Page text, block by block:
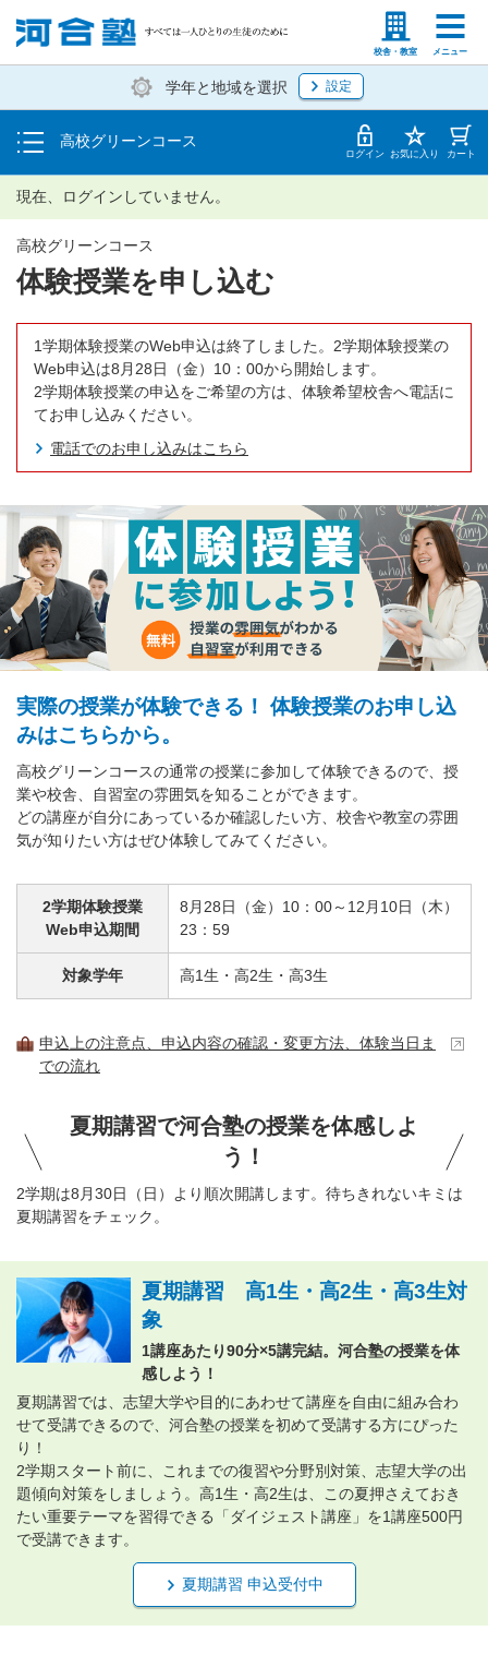
校舎・教室 メニュー
塾生の方 高等学校の先生
学年と地域を選択 設定
高校グリーンコース
学費の仕組み・支払方法
受講開始までの流れ
校舎・教室一覧 ログイン お気に入り カート
現在、ログインしていません。
体験授業を申し込む
高校グリーンコース
1学期体験授業のWeb申込は終了しました。2学期体験授業の
Web申込は8月28日（金）10：00から開始します。
2学期体験授業の申込をご希望の方は、体験希望校舎へ電話に
てお申し込みください。
電話でのお申し込みはこちら
実際の授業が体験できる！ 体験授業のお申し込
みはこちらから。
高校グリーンコースの通常の授業に参加して体験できるので、授
業や校舎、自習室の雰囲気を知ることができます。
どの講座が自分にあっているか確認したい方、校舎や教室の雰囲
気が知りたい方はぜひ体験してみてください。
2学期体験授業
Web申込期間
8月28日（金）10：00～12月10日（木）
23：59
対象学年 高1生・高2生・高3生
申込上の注意点、申込内容の確認・変更方法、体験当日ま
での流れ
夏期講習で河合塾の授業を体感しよ
う！
2学期は8月30日（日）より順次開講します。待ちきれないキミは
夏期講習をチェック。
夏期講習 高1生・高2生・高3生対
象
1講座あたり90分×5講完結。河合塾の授業を体
感しよう！
夏期講習では、志望大学や目的にあわせて講座を自由に組み合わ
せて受講できるので、河合塾の授業を初めて受講する方にぴった
り！
2学期スタート前に、これまでの復習や分野別対策、志望大学の出
題傾向対策をしましょう。高1生・高2生は、この夏押さえておき
たい重要テーマを習得できる「ダイジェスト講座」を1講座500円
で受講できます。
夏期講習 申込受付中